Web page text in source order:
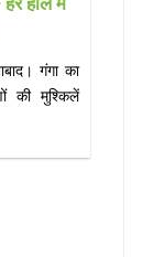
NEWS शकुन्तला देवी
समारोह, सीओ और